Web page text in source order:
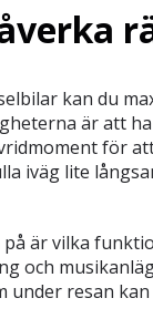
kan du
är att
för
iväg lite
är vilka
och
under resan